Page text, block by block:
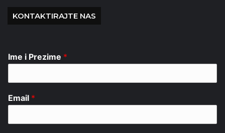
KONTAKTIRAJTE NAS
Ime i Prezime *
Email *